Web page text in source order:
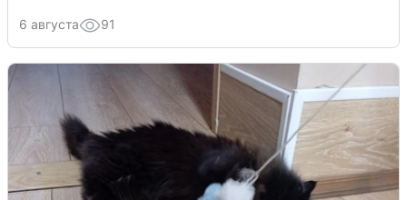
6 августа 91